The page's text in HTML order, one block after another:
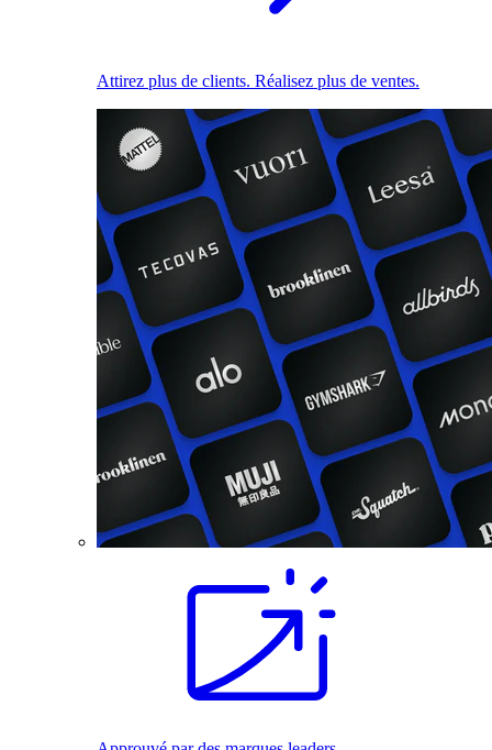
Attirez plus de clients. Réalisez plus de ventes.